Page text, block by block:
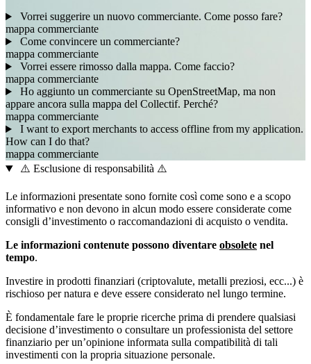
Vorrei suggerire un nuovo commerciante. Come posso fare?
mappa commerciante
Come convincere un commerciante?
mappa commerciante
Vorrei essere rimosso dalla mappa. Come faccio?
mappa commerciante
Ho aggiunto un commerciante su OpenStreetMap, ma non
appare ancora sulla mappa del Collectif. Perché?
mappa commerciante
I want to export merchants to access offline from my application.
How can I do that?
mappa commerciante
⚠️ Esclusione di responsabilità ⚠️
Le informazioni presentate sono fornite così come sono e a scopo
informativo e non devono in alcun modo essere considerate come
consigli d’investimento o raccomandazioni di acquisto o vendita.
Le informazioni contenute possono diventare obsolete nel
tempo.
Investire in prodotti finanziari (criptovalute, metalli preziosi, ecc...) è
rischioso per natura e deve essere considerato nel lungo termine.
È fondamentale fare le proprie ricerche prima di prendere qualsiasi
decisione d’investimento o consultare un professionista del settore
finanziario per un’opinione informata sulla compatibilità di tali
investimenti con la propria situazione personale.